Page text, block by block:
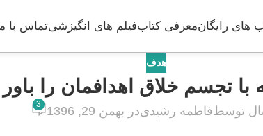
های رایگانمعرفی کتابفیلم های انگیزشیتماس با
هدف
با تجسم خلاق اهدافمان را باور
توسطفاطمه رشیدیدر بهمن 29, 1396 3